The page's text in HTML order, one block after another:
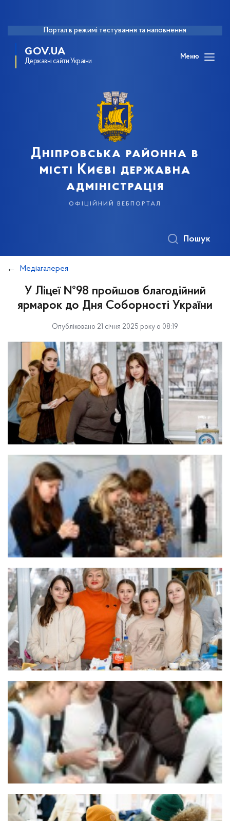
Портал в режимі тестування та наповнення
GOV.UA
Державні сайти України
Меню
Дніпровська районна в
місті Києві державна
адміністрація
офіційний вебпортал
Пошук
Медіагалерея
У Ліцеї №98 пройшов благодійний
ярмарок до Дня Соборності України
Опубліковано 21 січня 2025 року о 08:19